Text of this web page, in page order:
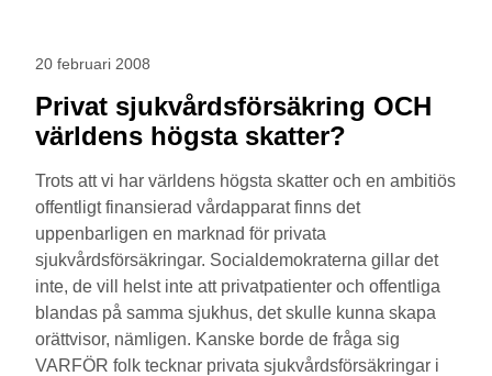
20 februari 2008
Privat sjukvårdsförsäkring OCH
världens högsta skatter?
Trots att vi har världens högsta skatter och en ambitiös
offentligt finansierad vårdapparat finns det
uppenbarligen en marknad för privata
sjukvårdsförsäkringar. Socialdemokraterna gillar det
inte, de vill helst inte att privatpatienter och offentliga
blandas på samma sjukhus, det skulle kunna skapa
orättvisor, nämligen. Kanske borde de fråga sig
VARFÖR folk tecknar privata sjukvårdsförsäkringar i